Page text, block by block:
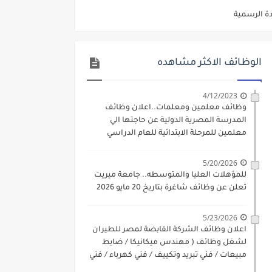
الكتروني بتاريخ 15-7-2026
/ تجارة / حقوق / زراعة / تربية / اداب / خدمة اجتماعية
9 يوليو 2026
والاوراق المطلوبة وكيفية التقديم
فني كهرباء / فني غلايات / فني غازات / فني سباك )
والتقديم حتي 17 يونيو 2026
الوظائف الاكثر مشاهده
4/12/2023
وظائف معلمين ومعلمات..اعلان وظائف
المدرسة المصرية الدولية عن حاجتها الي
معلمين للمرحلة الابتدائية للعام الدراسي
5/20/2026
للمؤهلات العليا والمتوسطه.. جامعة ميريت
تعلن عن وظائف شاغرة بتاريخ 20 مايو 2026
5/23/2026
اعلان وظائف الشركة القابضة لمصر للطيران
لشغل وظائف ( مهندس ميكانيكا / ضابط
مبيعات / فني تبريد وتكييف / فني كهرباء / فني